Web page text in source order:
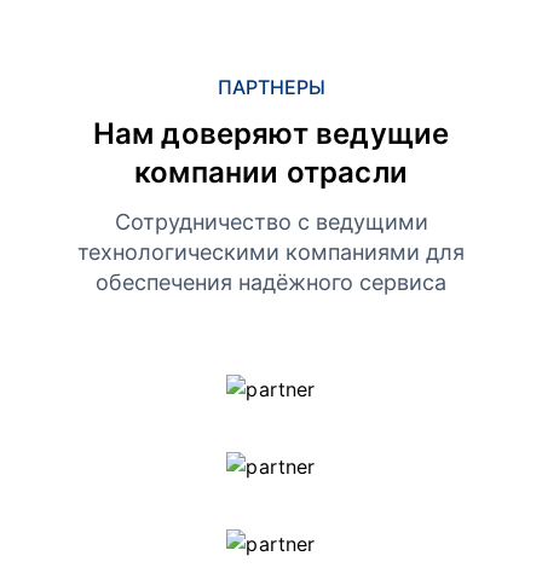
ПАРТНЕРЫ
Нам доверяют ведущие
компании отрасли
Сотрудничество с ведущими
технологическими компаниями для
обеспечения надёжного сервиса